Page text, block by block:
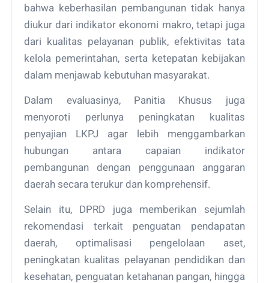
bahwa keberhasilan pembangunan tidak hanya
diukur dari indikator ekonomi makro, tetapi juga
dari kualitas pelayanan publik, efektivitas tata
kelola pemerintahan, serta ketepatan kebijakan
dalam menjawab kebutuhan masyarakat.
Dalam evaluasinya, Panitia Khusus juga
menyoroti perlunya peningkatan kualitas
penyajian LKPJ agar lebih menggambarkan
hubungan antara capaian indikator
pembangunan dengan penggunaan anggaran
daerah secara terukur dan komprehensif.
Selain itu, DPRD juga memberikan sejumlah
rekomendasi terkait penguatan pendapatan
daerah, optimalisasi pengelolaan aset,
peningkatan kualitas pelayanan pendidikan dan
kesehatan, penguatan ketahanan pangan, hingga